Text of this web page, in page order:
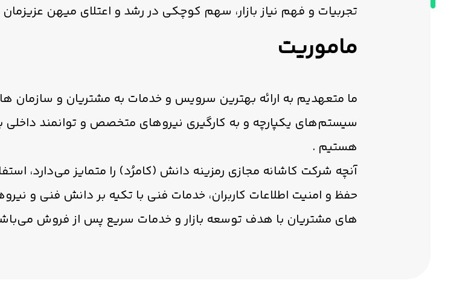
تجربيات و فهم نياز بازار، سهم کوچکی در رشد و اعتلای ميهن
ماموریت
ما متعهدیم به ارائه بهترین سرویس و خدمات به مشتریان و سازمان
سیستم‌های یکپارچه و به کارگیری نیروهای متخصص و توانمند
هستیم .
آنچه شرکت کاشانه مجازی رمزینه دانش (کامرُد) را متمایز می‌دارد،
حفظ و امنیت اطلاعات کاربران، خدمات فنی با تکیه بر دانش فنی و
های مشتریان با هدف توسعه بازار و خدمات سریع پس از فروش